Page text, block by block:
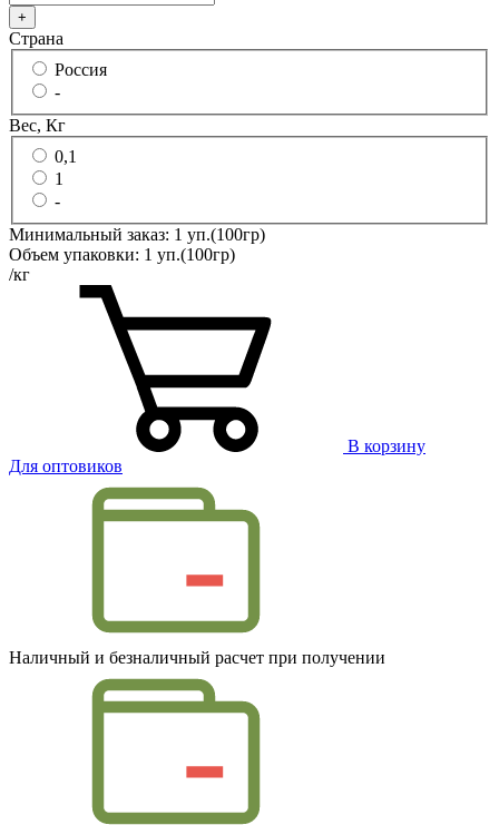
+
Страна
Россия
-
Вес, Кг
0,1
1
-
Минимальный заказ: 1 уп.(100гр)
Объем упаковки: 1 уп.(100гр)
/кг
В корзину
Для оптовиков
Наличный и безналичный расчет при получении